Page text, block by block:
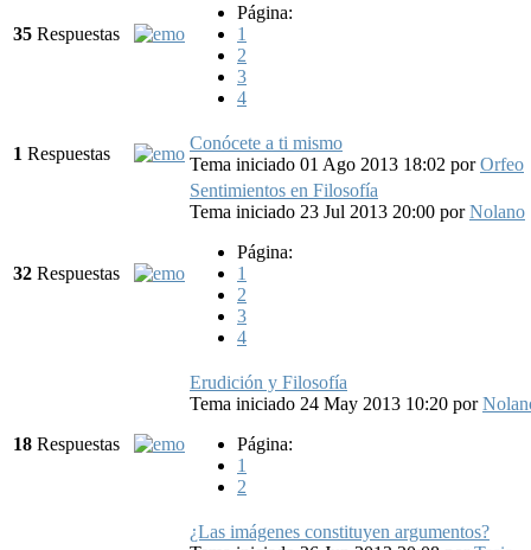
35 Respuestas
Página:
1
2
3
4
1 Respuestas
Conócete a ti mismo
Tema iniciado 01 Ago 2013 18:02 porOrfeo
32 Respuestas
Sentimientos en Filosofía
Tema iniciado 23 Jul 2013 20:00 porNolano
Página:
1
2
3
4
18 Respuestas
Erudición y Filosofía
Tema iniciado 24 May 2013 10:20 por
Página:
1
2
¿Las imágenes constituyen argumentos?